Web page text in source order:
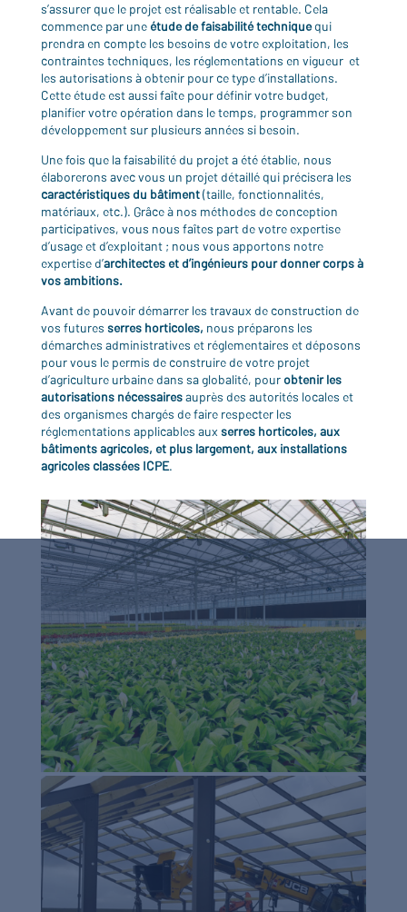
s’assurer que le projet est réalisable et rentable. Cela
commence par uneétude de faisabilité techniquequi
prendra en compte les besoins de votre exploitation, les
contraintes techniques, les réglementations en vigueur et
les autorisations à obtenir pour ce type d’installations.
Cette étude est aussi faîte pour définir votre budget,
planifier votre opération dans le temps, programmer son
développement sur plusieurs années si besoin.
Une fois que la faisabilité du projet a été établie, nous
élaborerons avec vous un projet détaillé qui précisera les
caractéristiques du bâtiment(taille, fonctionnalités,
matériaux, etc.). Grâce à nos méthodes de conception
participatives, vous nous faîtes part de votre expertise
d’usage et d’exploitant ; nous vous apportons notre
expertise d’architectes et d’ingénieurs pour donner corps à
vos ambitions.
Avant de pouvoir démarrer les travaux de construction de
vos futures serres horticoles, nous préparons les
démarches administratives et réglementaires et déposons
pour vous le permis de construire de votre projet
d’agriculture urbaine dans sa globalité, pour obtenir les
autorisations nécessairesauprès des autorités locales et
des organismes chargés de faire respecter les
réglementations applicables aux serres horticoles, aux
bâtiments agricoles, et plus largement, aux installations
agricoles classées ICPE.